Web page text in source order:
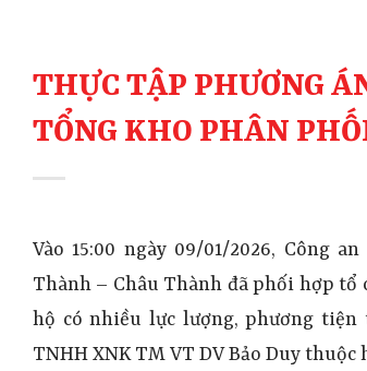
THỰC TẬP PHƯƠNG
TỔNG KHO PHÂN
Vào 15:00 ngày 09/01/2026, Công
Thành – Châu Thành đã phối hợp tổ
hộ có nhiều lực lượng, phương
TNHH XNK TM VT DV Bảo Duythuộc